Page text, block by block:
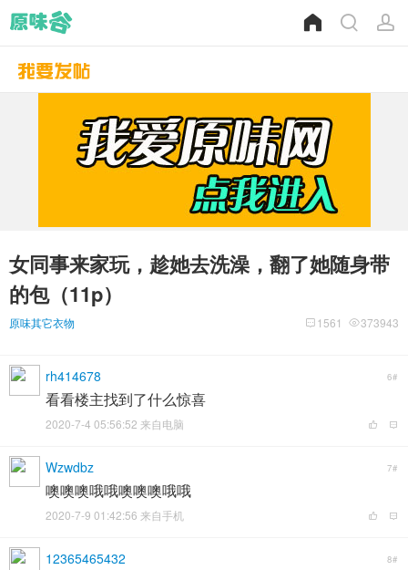
女同事来家玩，趁她去洗澡，翻了她随身带
的包（11p）
原味其它衣物 373943
1561
rh414678 6#
看看楼主找到了什么惊喜
2020-7-4 05:56:52 来自电脑
Wzwdbz 7#
噢噢噢哦哦噢噢噢哦哦
2020-7-9 01:42:56 来自手机
12365465432 8#